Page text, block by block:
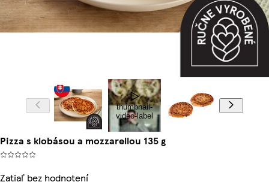
thumbnail-
video-label
Pizza s klobásou a mozzarellou 135 g
Zatiaľ bez hodnotení